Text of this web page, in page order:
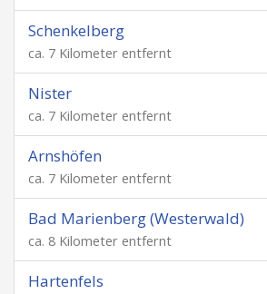
Schenkelberg
ca. 7 Kilometer entfernt
Nister
ca. 7 Kilometer entfernt
Arnshöfen
ca. 7 Kilometer entfernt
Bad Marienberg (Westerwald)
ca. 8 Kilometer entfernt
Hartenfels